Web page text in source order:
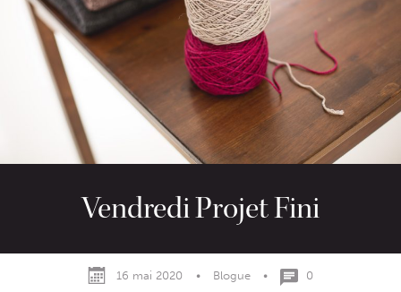
Vendredi Projet Fini
16 mai 2020 • Blogue • 0